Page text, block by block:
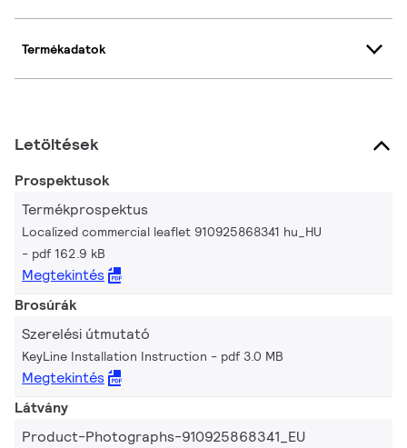
Termékadatok
Letöltések
Prospektusok
Termékprospektus
Localized commercial leaflet 910925868341 hu_HU
pdf 162.9 kB
Megtekintés
Brosúrák
Szerelési útmutató
KeyLine Installation Instruction pdf 3.0 MB
Megtekintés
Látvány
Product-Photographs-910925868341_EU